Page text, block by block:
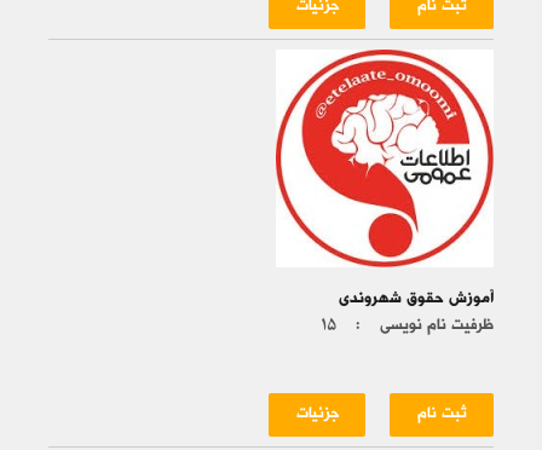
ثبت نام جزئیات
آموزش حقوق شهروندی
ظرفیت نام نویسی : ۱۵
ثبت نام جزئیات